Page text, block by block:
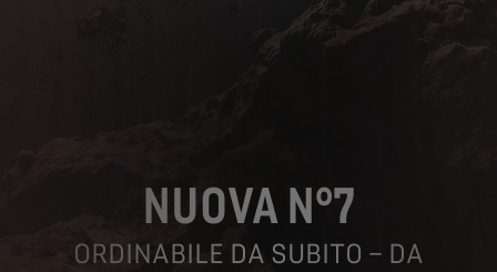
NUOVA N°7
ORDINABILE DA SUBITO – DA